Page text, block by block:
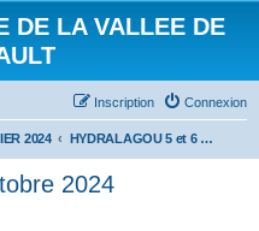
DE LA VALLEE DE
Connexion
Inscription
2024 HYDRALAGOU 5 et 6 Octobre 2024
2024